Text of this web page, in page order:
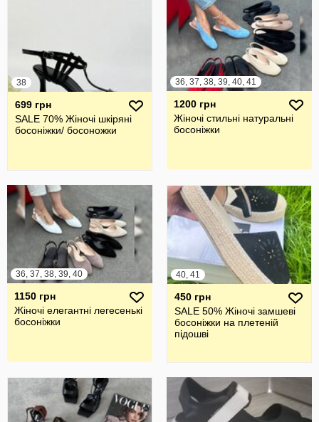
38
699 грн
SALE 70% Жіночі шкіряні
босоніжки/ босоножки
36, 37, 38, 39, 40, 41
1200 грн
Жіночі стильні натуральні
босоніжки
36, 37, 38, 39, 40
1150 грн
Жіночі елегантні легесенькі
босоніжки
40, 41
450 грн
SALE 50% Жіночі замшеві
босоніжки на плетеній
підошві